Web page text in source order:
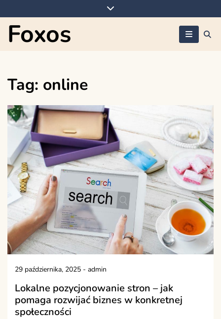
to
content
Foxos
Tag: online
29 października, 2025 - admin
Lokalne pozycjonowanie stron – jak
pomaga rozwijać biznes w konkretnej
społeczności